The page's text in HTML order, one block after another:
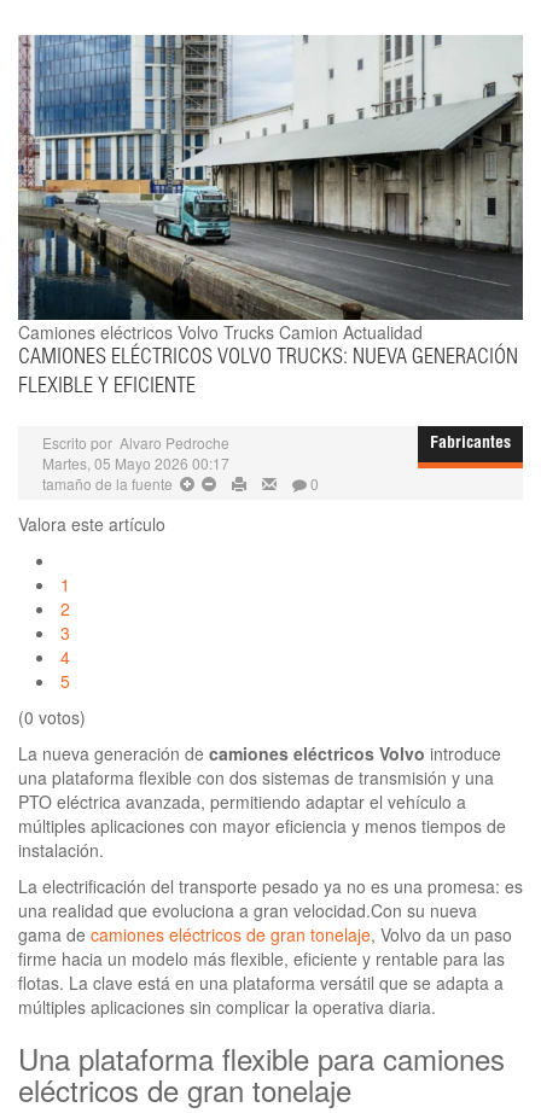
Camiones eléctricos Volvo Trucks Camion Actualidad
CAMIONES ELÉCTRICOS VOLVO TRUCKS: NUEVA GENERACIÓN
FLEXIBLE Y EFICIENTE
Fabricantes
Escrito por Alvaro Pedroche
Martes, 05 Mayo 2026 00:17
tamaño de la fuente
0
Valora este artículo
1
2
3
4
5
(0 votos)
La nueva generación de camiones eléctricos Volvo introduce
una plataforma flexible con dos sistemas de transmisión y una
PTO eléctrica avanzada, permitiendo adaptar el vehículo a
múltiples aplicaciones con mayor eficiencia y menos tiempos de
instalación.
La electrificación del transporte pesado ya no es una promesa: es
una realidad que evoluciona a gran velocidad.Con su nueva
gama de camiones eléctricos de gran tonelaje, Volvo da un paso
firme hacia un modelo más flexible, eficiente y rentable para las
flotas. La clave está en una plataforma versátil que se adapta a
múltiples aplicaciones sin complicar la operativa diaria.
Una plataforma flexible para camiones
eléctricos de gran tonelaje